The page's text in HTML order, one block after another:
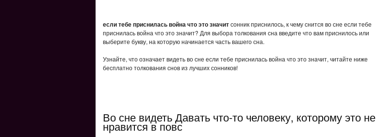
если тебе приснилась война что это значитсонник приснилось, к чему снится во сне если тебе
приснилась война что это значит? Для выбора толкования сна введите что вам приснилось или
выберите букву, на которую начинается часть вашего сна.
Узнайте, что означает видеть во сне если тебе приснилась война что это значит, читайте ниже
бесплатно толкования снов из лучших сонников!
Во сне видеть Давать что-то человеку, которому это не
нравится в повс